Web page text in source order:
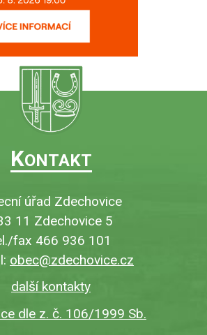
KONTAKT
úřad Zdechovice
11 Zdechovice 5
fax 466 936 101
obec@zdechovice.cz
další kontakty
dle z. č. 106/1999 Sb.